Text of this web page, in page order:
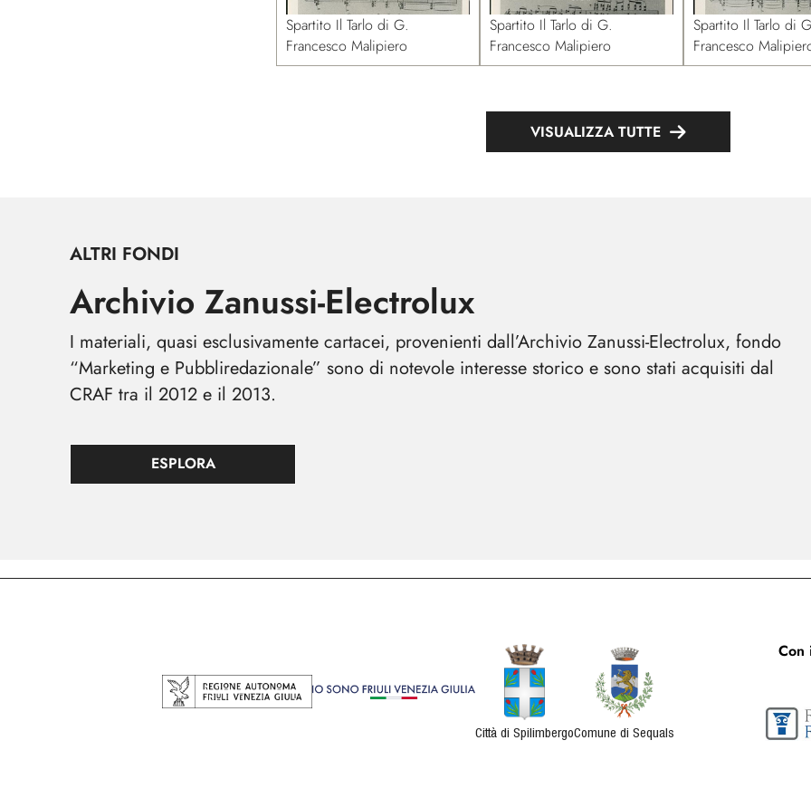
Spartito Il Tarlo di G.
Francesco Malipiero
Spartito Il Tarlo di G.
Francesco Malipiero
Spartito Il Tarlo di
Francesco
VISUALIZZA TUTTE
ALTRI FONDI
Archivio Zanussi-Electrolux
I materiali, quasi esclusivamente cartacei, provenienti dall’Archivio Zanussi-Electrolux, fondo
“Marketing e Pubbliredazionale” sono di notevole interesse storico e sono stati acquisiti dal
CRAF tra il 2012 e il 2013.
ESPLORA
Città di SpilimbergoComune di Sequals
Con